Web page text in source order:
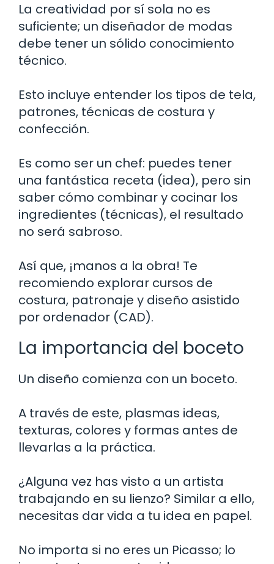
La creatividad por sí sola no es
suficiente; un diseñador de modas
debe tener un sólido conocimiento
técnico.
Esto incluye entender los tipos de tela,
patrones, técnicas de costura y
confección.
Es como ser un chef: puedes tener
una fantástica receta (idea), pero sin
saber cómo combinar y cocinar los
ingredientes (técnicas), el resultado
no será sabroso.
Así que, ¡manos a la obra! Te
recomiendo explorar cursos de
costura, patronaje y diseño asistido
por ordenador (CAD).
La importancia del boceto
Un diseño comienza con un boceto.
A través de este, plasmas ideas,
texturas, colores y formas antes de
llevarlas a la práctica.
¿Alguna vez has visto a un artista
trabajando en su lienzo? Similar a ello,
necesitas dar vida a tu idea en papel.
No importa si no eres un Picasso; lo